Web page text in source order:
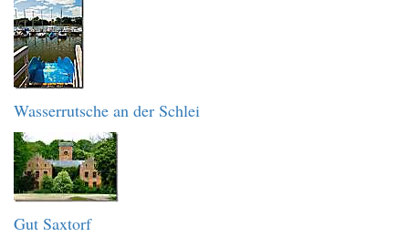
Wasserrutsche an der Schlei
Gut Saxtorf